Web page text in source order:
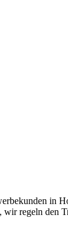
in
regeln den